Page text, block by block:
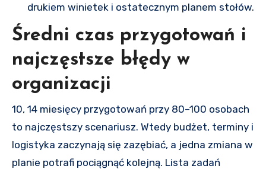
drukiem winietek i ostatecznym planem stołów.
Średni czas przygotowań i
najczęstsze błędy w
organizacji
10, 14 miesięcy przygotowań przy 80–100 osobach
to najczęstszy scenariusz. Wtedy budżet, terminy i
logistyka zaczynają się zazębiać, a jedna zmiana w
planie potrafi pociągnąć kolejną. Lista zadań